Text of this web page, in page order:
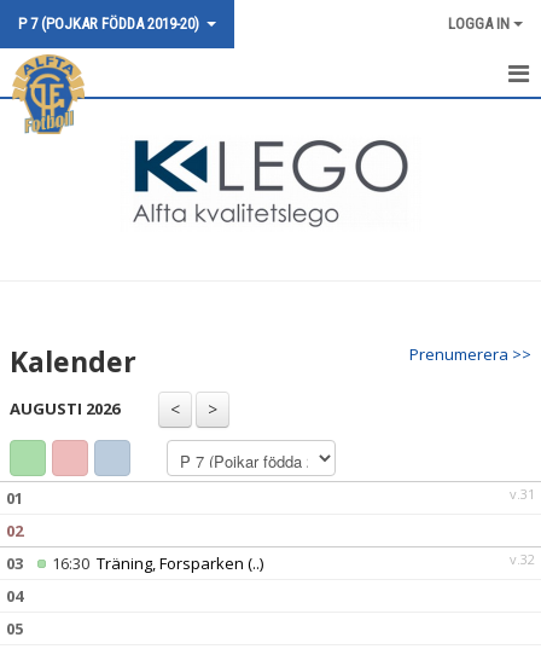
P 7 (POJKAR FÖDDA 2019-20) LOGGA IN
HEM
KONTAKT
Prenumerera >>
Kalender
AUGUSTI 2026
v.31
01
02
v.32
03 16:30 Träning, Forsparken (..)
04
05